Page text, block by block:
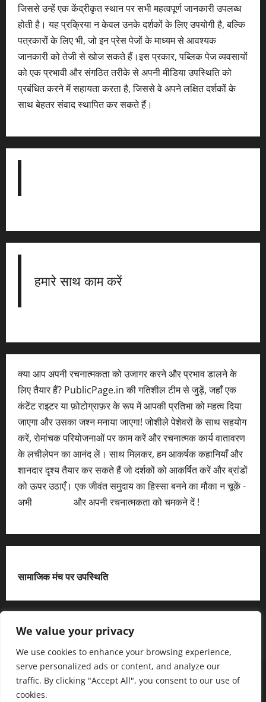
We value your privacy
We use cookies to enhance your browsing experience,
serve personalized ads or content, and analyze our
traffic. By clicking "Accept All", you consent to our use of
cookies.
जिससे उन्हें एक केंद्रीकृत स्थान पर सभी महत्वपूर्ण जानकारी उपलब्ध
होती है। यह प्रक्रिया न केवल उनके दर्शकों के लिए उपयोगी है, बल्कि
पत्रकारों के लिए भी, जो इन प्रेस पेजों के माध्यम से आवश्यक
जानकारी को तेजी से खोज सकते हैं।इस प्रकार, पब्लिक पेज व्यवसायों
को एक प्रभावी और संगठित तरीके से अपनी मीडिया उपस्थिति को
प्रबंधित करने में सहायता करता है, जिससे वे अपने लक्षित दर्शकों के
साथ बेहतर संवाद स्थापित कर सकते हैं।
हमारे साथ काम करें
क्या आप अपनी रचनात्मकता को उजागर करने और प्रभाव डालने के
लिए तैयार हैं? PublicPage.in की गतिशील टीम से जुड़ें, जहाँ एक
कंटेंट राइटर या फ़ोटोग्राफ़र के रूप में आपकी प्रतिभा को महत्व दिया
जाएगा और उसका जश्न मनाया जाएगा! जोशीले पेशेवरों के साथ सहयोग
करें, रोमांचक परियोजनाओं पर काम करें और रचनात्मक कार्य वातावरण
के लचीलेपन का आनंद लें। साथ मिलकर, हम आकर्षक कहानियाँ और
शानदार दृश्य तैयार कर सकते हैं जो दर्शकों को आकर्षित करें और ब्रांडों
को ऊपर उठाएँ। एक जीवंत समुदाय का हिस्सा बनने का मौका न चूकें -
अभी
और अपनी रचनात्मकता को चमकने दें !
सामाजिक मंच पर उपस्थिति
X
हमसे जुड़ें
आधिकारिक नीति पृष्ठ (Privacy Policy)